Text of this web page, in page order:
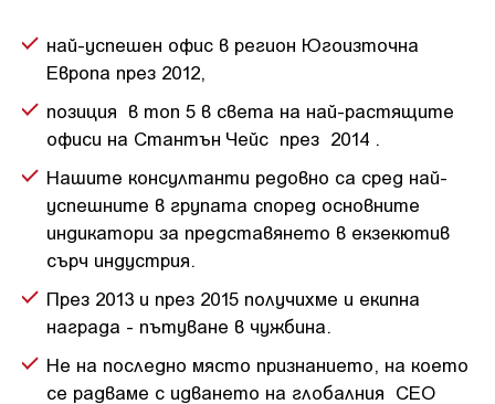
най-успешен офис в регион Югоизточна
Европа през 2012,
позиция в топ 5 в света на най-растящите
офиси на Стантън Чейс през 2014 .
Нашите консултанти редовно са сред най-
успешните в групата според основните
индикатори за представянето в екзекютив
сърч индустрия.
През 2013 и през 2015 получихме и екипна
награда - пътуване в чужбина.
Не на последно място признанието, на което
се радваме с идването на глобалния CЕО